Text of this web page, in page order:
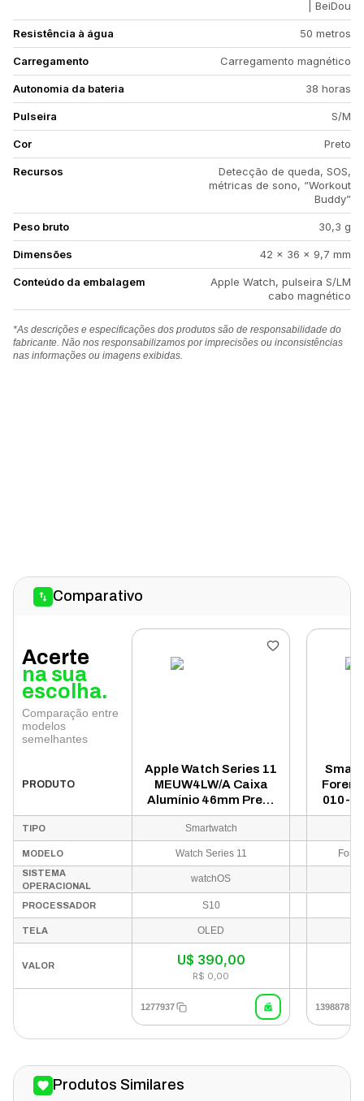
| BeiDou
Resistência à água 50 metros
Carregamento Carregamento magnético
Autonomia da bateria 38 horas
Pulseira S/M
Cor Preto
Recursos
Detecção de queda, SOS,
métricas de sono, “Workout
Buddy”
Peso bruto 30,3 g
Dimensões 42 × 36 × 9,7 mm
Conteúdo da embalagem
Apple Watch, pulseira S/LM
cabo magnético
*As descrições e especificações dos produtos são de responsabilidade do
fabricante. Não nos responsabilizamos por imprecisões ou inconsistências
nas informações ou imagens exibidas.
Comparativo
Acerte
na sua
escolha.
Comparação entre
modelos
semelhantes
PRODUTO
Apple Watch Series 11
MEUW4LW/A Caixa
Alumínio 46mm Preto
Brilhante - Esportiva
Preto S/M
010-
TIPO Smartwatch
MODELO Watch Series 11
SISTEMA
OPERACIONAL
watchOS
PROCESSADOR S10
TELA OLED
VALOR U$ 390,00
R$ 0,00
1277937 1398878
Produtos Similares